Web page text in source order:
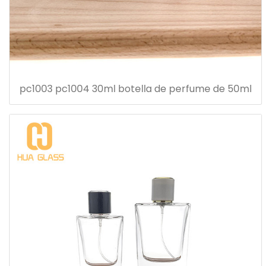
pc1003 pc1004 30ml botella de perfume de 50ml